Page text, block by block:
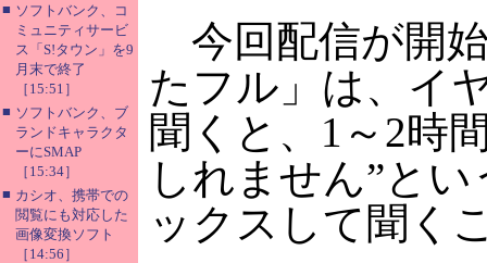
■ ソフトバンク、コ
ミュニティサービ
ス「S!タウン」を9
月末で終了
［15:51］
■ ソフトバンク、ブ
ランドキャラクタ
ーにSMAP
［15:34］
■ カシオ、携帯での
閲覧にも対応した
画像変換ソフト
［14:56］
今回配信が開
たフル」は、イ
聞くと、1～2時
しれません”と
ックスして聞く